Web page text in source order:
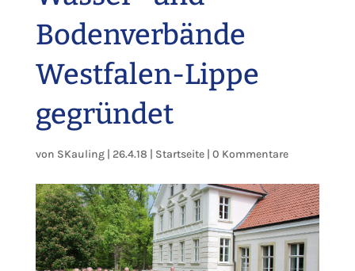
Bodenverbände
Westfalen-Lippe
gegründet
von SKauling| 26.4.18 | Startseite| 0 Kommentare